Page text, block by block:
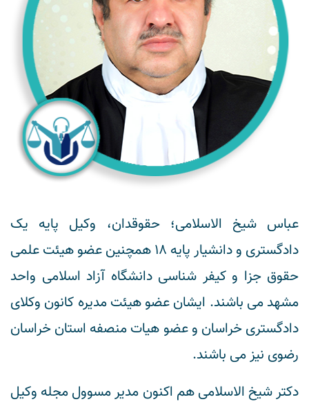
عباس شیخ الاسلامی؛ حقوقدان، وکیل پایه یک
دادگستری و دانشیار پایه 18 همچنین عضو هیئت علمی
حقوق جزا و کیفر شناسی دانشگاه آزاد اسلامی واحد
مشهد می باشند. ایشان عضو هیئت مدیره کانون وکلای
دادگستری خراسان و عضو هیات منصفه استان خراسان
رضوی نیز می باشند.
دکتر شیخ الاسلامی هم اکنون مدیر مسوول مجله وکیل